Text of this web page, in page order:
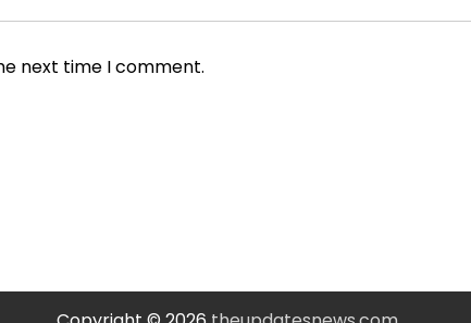
next time I comment.